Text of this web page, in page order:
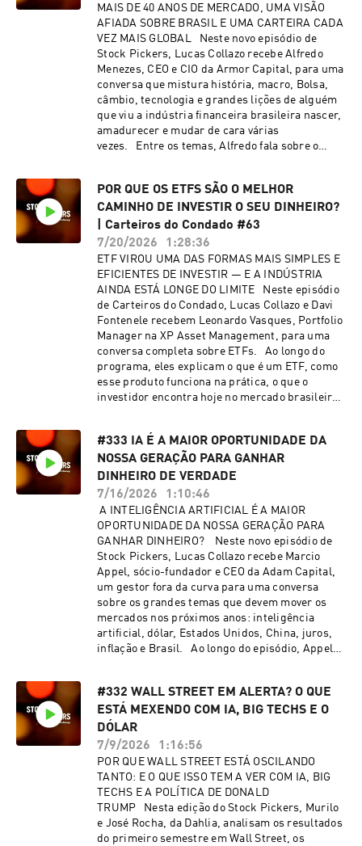
ficou da Expert XP, pelas visões sobre IA e
tecnologia aplicada ao mundo real, pela leitura
do cenário político e eleitoral e pelos impactos
concretos sobre empresas, setores e decisões
de investimento.Um papo direto, com visões
diferentes, sobre mercado, tendências, gestão,
risco e oportunidades.Se você acompanha
Aftermarket, Expert XP, Stock Pickers,
InfoMoney, investimentos, macroeconomia, IA,
eleições e economia real, essa live é para
os principais bastidores de mercado, visões de
longo prazo, histórias curiosas e aquelas
conversas que normalmente não cabem dentro
do pregão!
MAIS DE 40 ANOS DE MERCADO, UMA VISÃO
AFIADA SOBRE BRASIL E UMA CARTEIRA CADA
VEZ MAIS GLOBAL Neste novo episódio de
Stock Pickers, Lucas Collazo recebe Alfredo
Menezes, CEO e CIO da Armor Capital, para uma
conversa que mistura história, macro, Bolsa,
câmbio, tecnologia e grandes lições de alguém
que viu a indústria financeira brasileira nascer,
amadurecer e mudar de cara várias
vezes. Entre os temas, Alfredo fala sobre o
explica por que acredita que os bancos podem
ser os maiores vencedores dessa
transformação. Num episódio cheio de opiniões
fortes, Alfredo também passa pelo cenário
macro do Brasil, pelas eleições de 2026, pelo
pessimismo com o ambiente político e comenta
os setores de que mais gosta na B3, os que evita
— com destaque para sua visão crítica sobre
construtoras — e traz uma leitura
particularmente rica sobre câmbio, uma de
suas especialidades. Um episódio sobre
mercado, mas também sobre experiência,
disciplina, ciclos e sobrevivência. Daqueles em
que a tese importa - mas a bagagem conta ainda
Lucas Collazo
POR QUE OS ETFS SÃO O MELHOR
CAMINHO DE INVESTIR O SEU DINHEIRO?
| Carteiros do Condado #63
7/20/2026
1:28:36
ETF VIROU UMA DAS FORMAS MAIS SIMPLES E
EFICIENTES DE INVESTIR — E A INDÚSTRIA
AINDA ESTÁ LONGE DO LIMITE Neste episódio
de Carteiros do Condado, Lucas Collazo e Davi
Fontenele recebem Leonardo Vasques, Portfolio
Manager na XP Asset Management, para uma
conversa completa sobre ETFs. Ao longo do
programa, eles explicam o que é um ETF, como
esse produto funciona na prática, o que o
investidor encontra hoje no mercado brasileiro
os ETFs ganharam escala e se tornaram peça
central nas carteiras. A conversa também
passa pelos grandes números do setor, pelas
vantagens de diversificação, liquidez,
praticidade e custo, e pelos motivos que fazem
tanta gente apostar que essa é uma indústria
com muito espaço para crescer nos próximos
anos. 🎙️ Convidado: Leonardo Vasques, Portfolio
Manager na XP Asset Management 🎧
Apresentação: Lucas Collazo e Davi Fontenele
#333 IA É A MAIOR OPORTUNIDADE DA
NOSSA GERAÇÃO PARA GANHAR
DINHEIRO DE VERDADE
7/16/2026
1:10:46
A INTELIGÊNCIA ARTIFICIAL É A MAIOR
OPORTUNIDADE DA NOSSA GERAÇÃO PARA
GANHAR DINHEIRO? Neste novo episódio de
Stock Pickers, Lucas Collazo recebe Marcio
Appel, sócio-fundador e CEO da Adam Capital,
um gestor fora da curva para uma conversa
sobre os grandes temas que devem mover os
mercados nos próximos anos: inteligência
artificial, dólar, Estados Unidos, China, juros,
inflação e Brasil. Ao longo do episódio, Appel
multiplicar produtividade, lucros e valor de
mercado, discute a força estrutural da
economia americana e argumenta que o
mercado continua fazendo a pergunta errada ao
comparar EUA e China. Conheça as apostas de
um gestor sem medo de entrar em polêmicas - e
que tem um faro único para oportunidades! 🎙️
Convidado: Marcio Appel, sócio-fundador e CEO
da Adam Capital 🎧 Apresentação:
Lucas Collazo
#332 WALL STREET EM ALERTA? O QUE
ESTÁ MEXENDO COM IA, BIG TECHS E O
DÓLAR
7/9/2026
1:16:56
POR QUE WALL STREET ESTÁ OSCILANDO
TANTO: E O QUE ISSO TEM A VER COM IA, BIG
TECHS E A POLÍTICA DE DONALD
TRUMP Nesta edição do Stock Pickers, Murilo
e José Rocha, da Dahlia, analisam os resultados
do primeiro semestre em Wall Street, os